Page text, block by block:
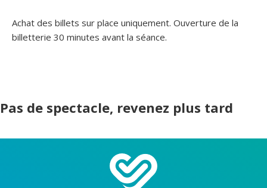
Achat des billets sur place uniquement. Ouverture de la
billetterie 30 minutes avant la séance.
Pas de spectacle, revenez plus tard